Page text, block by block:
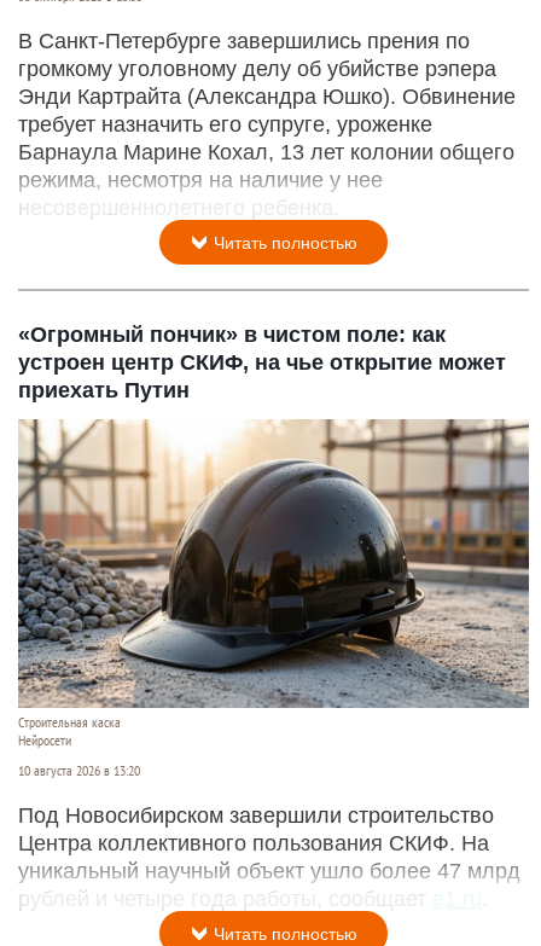
В Санкт-Петербурге завершились прения по
громкому уголовному делу об убийстве рэпера
Энди Картрайта (Александра Юшко). Обвинение
требует назначить его супруге, уроженке
Барнаула Марине Кохал, 13 лет колонии общего
режима, несмотря на наличие у нее
несовершеннолетнего ребенка.
Читать полностью
«Огромный пончик» в чистом поле: как
устроен центр СКИФ, на чье открытие может
приехать Путин
Строительная каска
Нейросети
10 августа 2026 в 13:20
Под Новосибирском завершили строительство
Центра коллективного пользования СКИФ. На
уникальный научный объект ушло более 47 млрд
рублей и четыре года работы, сообщает
e1.ru
Читать полностью